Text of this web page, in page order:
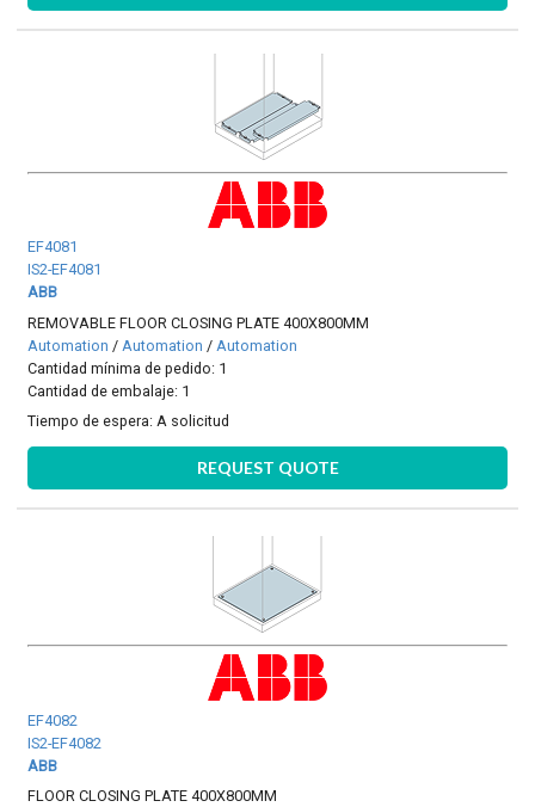
EF4081
IS2-EF4081
ABB
REMOVABLE FLOOR CLOSING PLATE 400X800MM
Automation / Automation / Automation
Cantidad mínima de pedido: 1
Cantidad de embalaje: 1
Tiempo de espera: A solicitud
REQUEST QUOTE
EF4082
IS2-EF4082
ABB
FLOOR CLOSING PLATE 400X800MM